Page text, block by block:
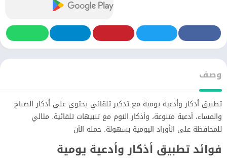
وصف
تطبيق أذكار وأدعية يومية مع تذكير تلقائي يحتوي على أذكار الصباح
والمساء، أدعية متنوعة، وأذكار النوم مع تنبيهات تلقائية. مثالي
للمحافظة على الأوراد اليومية بسهولة. حمله الآن
فوائد تطبيق أذكار وأدعية يومية